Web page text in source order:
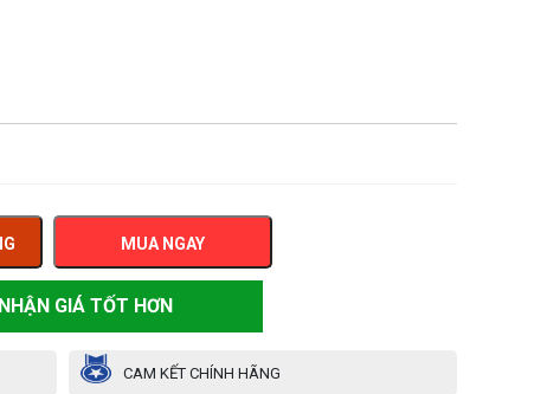
MUA NGAY
GIÁ TỐT HƠN
CAM KẾT CHÍNH HÃNG